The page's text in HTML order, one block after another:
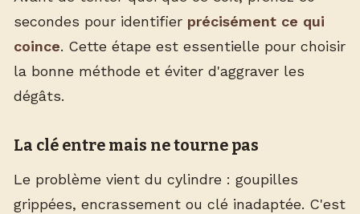
secondes pour identifier précisément ce qui
coince. Cette étape est essentielle pour choisir
la bonne méthode et éviter d'aggraver les
dégâts.
La clé entre mais ne tourne pas
Le problème vient du cylindre : goupilles
grippées, encrassement ou clé inadaptée. C'est